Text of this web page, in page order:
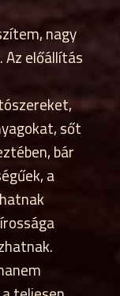
nagy
előállítás
sőt
bár
a